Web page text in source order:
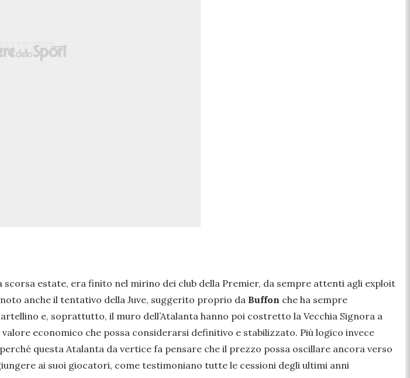
estate, era finito nel mirino dei club della Premier, da sempre attenti agli exploit
noto anche il tentativo della Juve, suggerito proprio da Buffon che ha sempre
e, soprattutto, il muro dell’Atalanta hanno poi costretto la Vecchia Signora a
economico che possa considerarsi definitivo e stabilizzato. Più logico invece
questa Atalanta da vertice fa pensare che il prezzo possa oscillare ancora verso
ai suoi giocatori, come testimoniano tutte le cessioni degli ultimi anni